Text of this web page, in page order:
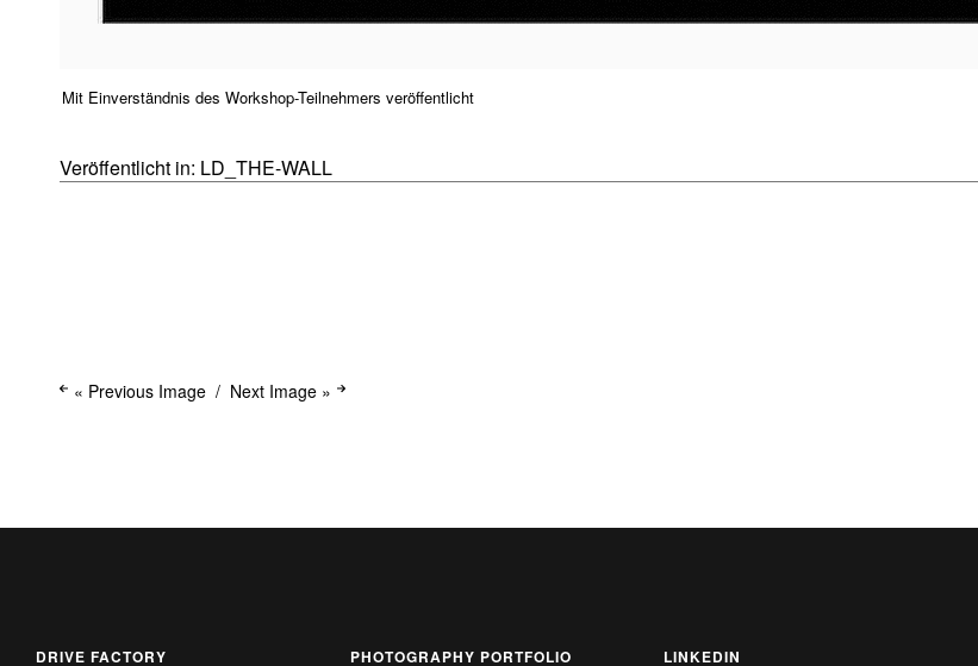
Mit Einverständnis des Workshop-Teilnehmers veröffentlicht
Veröffentlicht in: LD_THE-WALL
« Previous Image Next Image »
DRIVE FACTORY PHOTOGRAPHY PORTFOLIO LINKEDIN